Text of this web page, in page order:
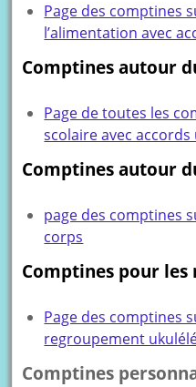
Page des comptines
l’alimentation avec
Comptines autour
Page de toutes les
scolaire avec accords
Comptines autour
page des comptines
corps
Comptines pour
Page des comptines
regroupement
Comptines